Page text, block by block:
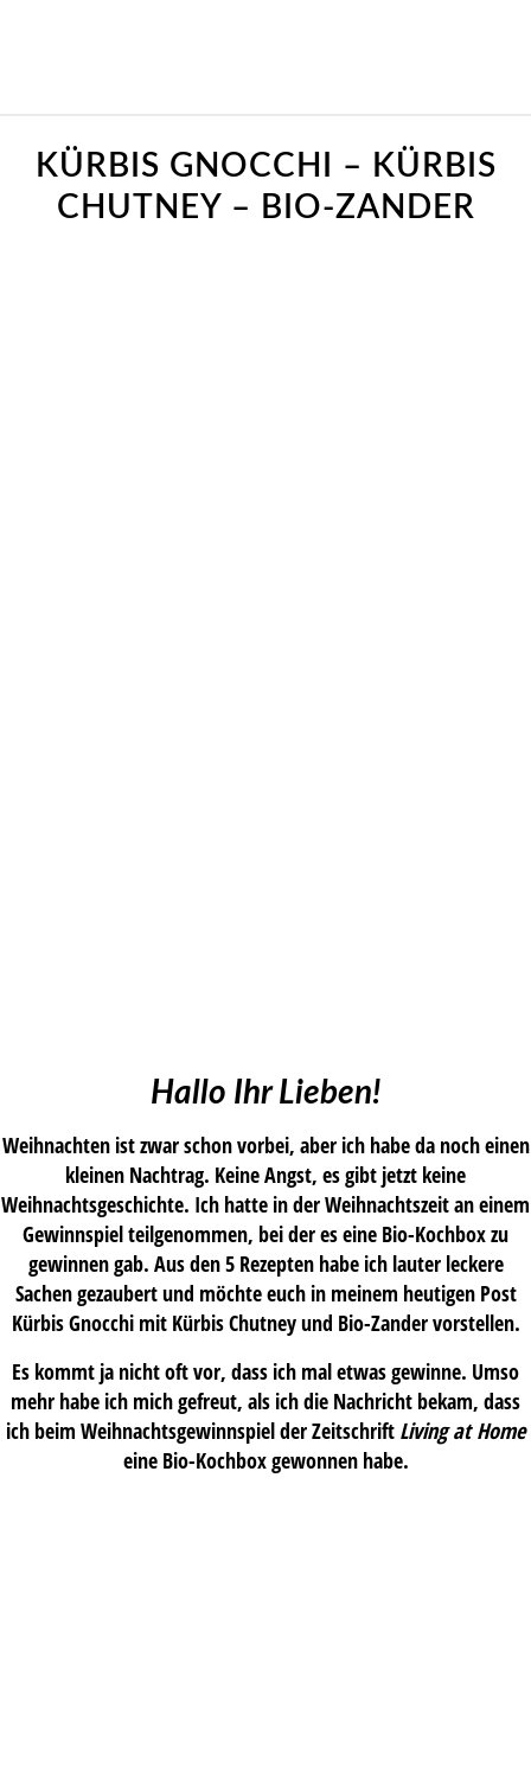
KÜRBIS GNOCCHI – KÜRBIS
CHUTNEY – BIO-ZANDER
Hallo Ihr Lieben!
Weihnachten ist zwar schon vorbei, aber ich habe da noch einen
kleinen Nachtrag. Keine Angst, es gibt jetzt keine
Weihnachtsgeschichte. Ich hatte in der Weihnachtszeit an einem
Gewinnspiel teilgenommen, bei der es eine Bio-Kochbox zu
gewinnen gab. Aus den 5 Rezepten habe ich lauter leckere
Sachen gezaubert und möchte euch in meinem heutigen Post
Kürbis Gnocchi mit Kürbis Chutney und Bio-Zander vorstellen.
Es kommt ja nicht oft vor, dass ich mal etwas gewinne. Umso
mehr habe ich mich gefreut, als ich die Nachricht bekam, dass
ich beim Weihnachtsgewinnspiel der Zeitschrift Living at Home
eine Bio-Kochbox gewonnen habe.
sagt:
sagt:
sagt: